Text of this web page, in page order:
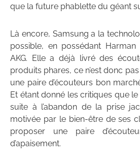
que la future phablette du géant
Là encore, Samsung a la
possible, en possédant
AKG. Elle a déjà livré des
produits phares, ce n’est donc
une paire d’écouteurs bon
Et étant donné les critiques que
suite à l’abandon de la prise
motivée par le bien-être de ses
proposer une paire
d’apaisement.